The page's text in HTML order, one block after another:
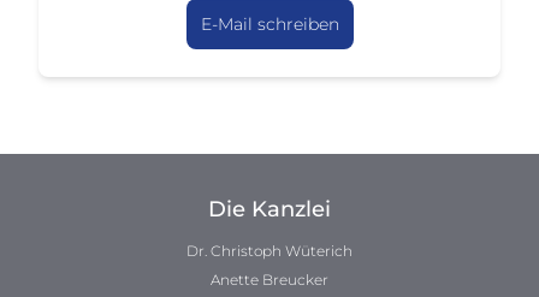
E-Mail schreiben
Die Kanzlei
Dr. Christoph Wüterich
Anette Breucker